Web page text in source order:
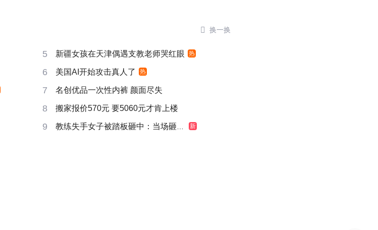
 换一换
5 新疆女孩在天津偶遇支教老师哭红眼 热
6 美国AI开始攻击真人了 热
7 名创优品一次性内裤 颜面尽失
8 搬家报价570元 要5060元才肯上楼
9 教练失手女子被踏板砸中：当场砸出血 新